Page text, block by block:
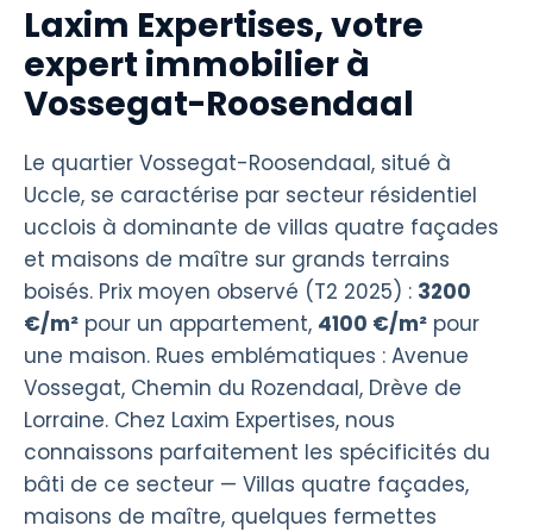
Laxim Expertises, votre
expert immobilier à
Vossegat-Roosendaal
Le quartier Vossegat-Roosendaal, situé à
Uccle, se caractérise par secteur résidentiel
ucclois à dominante de villas quatre façades
et maisons de maître sur grands terrains
boisés. Prix moyen observé (T2 2025) : 3200
€/m² pour un appartement, 4100 €/m² pour
une maison. Rues emblématiques : Avenue
Vossegat, Chemin du Rozendaal, Drève de
Lorraine. Chez Laxim Expertises, nous
connaissons parfaitement les spécificités du
bâti de ce secteur — Villas quatre façades,
maisons de maître, quelques fermettes